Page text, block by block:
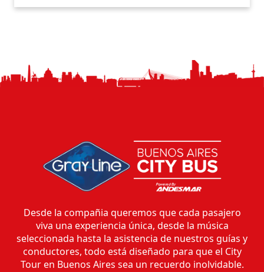
Desde la compañia queremos que cada pasajero
viva una experiencia única, desde la música
seleccionada hasta la asistencia de nuestros guías y
conductores, todo está diseñado para que el City
Tour en Buenos Aires sea un recuerdo inolvidable.